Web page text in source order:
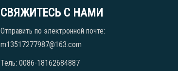
СВЯЖИТЕСЬ С НАМИ
Отправить по электронной почте:
m13517277987@163.com
Тель: 0086-18162684887